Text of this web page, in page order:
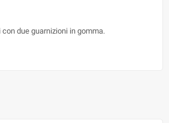
due guarnizioni in gomma.